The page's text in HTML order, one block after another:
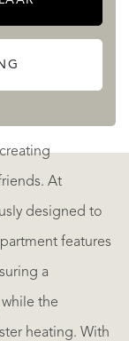
and a
designed
saltwater
At
designed to
features
a
the
heating. With